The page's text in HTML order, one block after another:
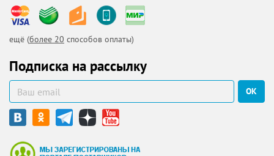
ещё (более 20 способов оплаты)
Подписка на рассылку
ОК